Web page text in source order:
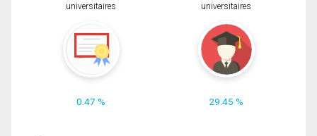
universitaires
0.47 %
universitaires
29.45 %